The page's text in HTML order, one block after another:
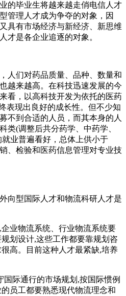
的毕业生将越来越走俏电信人才
管理人才成为争夺的对象，因
具有市场经济与新经济、新思维
才是各企业追逐的对象。
人们对药品质量、品种、数量和
越来越高。在科技迅速发展的今
看，以高科技开发为依托的医药
表现出良好的成长性。但不少知
不到合适的人员，而其本身的人
类(调整后共分药学、中药学、
业普遍看好，总体上供小于
、检验和医药信息管理对专业技
向型国际人才和物流科研人才是
业物流系统、行业物流系统要
划设计,这些工作都要靠规划咨
高。目前这种人才最紧缺,培养
际通行的市场规划,按国际惯例
员工都要熟悉现代物流理念和